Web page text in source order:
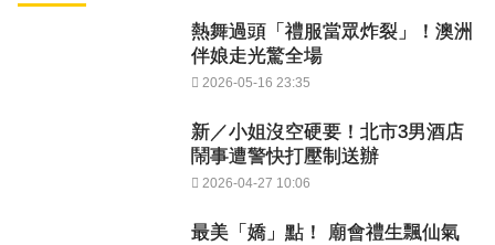
熱舞過頭「禮服當眾炸裂」！澳洲
伴娘走光驚全場
2026-05-16 23:35
新／小姐沒空硬要！北市3男酒店
鬧事遭警快打壓制送辦
2026-04-27 10:06
最美「嬌」點！ 廟會禮生飄仙氣